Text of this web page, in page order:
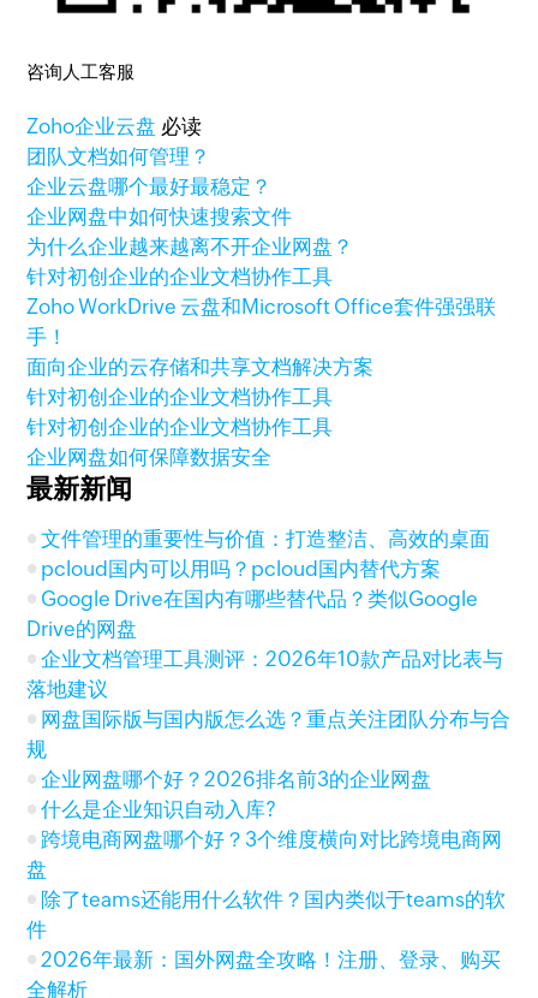
咨询人工客服
Zoho企业云盘 必读
团队文档如何管理？
企业云盘哪个最好最稳定？
企业网盘中如何快速搜索文件
为什么企业越来越离不开企业网盘？
针对初创企业的企业文档协作工具
Zoho WorkDrive 云盘和Microsoft Office套件强强联
手！
面向企业的云存储和共享文档解决方案
针对初创企业的企业文档协作工具
针对初创企业的企业文档协作工具
企业网盘如何保障数据安全
最新新闻
文件管理的重要性与价值：打造整洁、高效的桌面
pcloud国内可以用吗？pcloud国内替代方案
Google Drive在国内有哪些替代品？类似Google
Drive的网盘
企业文档管理工具测评：2026年10款产品对比表与
落地建议
网盘国际版与国内版怎么选？重点关注团队分布与合
规
企业网盘哪个好？2026排名前3的企业网盘
什么是企业知识自动入库?
跨境电商网盘哪个好？3个维度横向对比跨境电商网
盘
除了teams还能用什么软件？国内类似于teams的软
件
2026年最新：国外网盘全攻略！注册、登录、购买
全解析